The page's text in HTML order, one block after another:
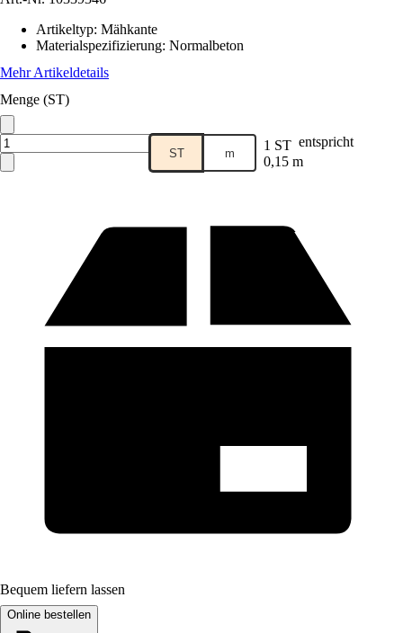
Artikeltyp: Mähkante
Materialspezifizierung: Normalbeton
Mehr Artikeldetails
Menge (ST)
ST m 1 ST entspricht
0,15 m
Bequem liefern lassen
Online bestellen